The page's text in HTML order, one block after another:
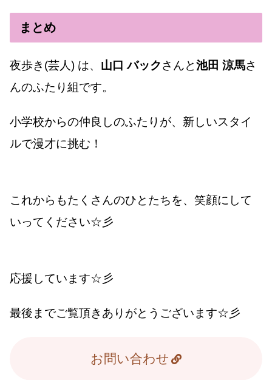
まとめ
夜歩き(芸人) は、 山口 バックさんと池田 涼馬さ
んのふたり組です。
小学校からの仲良しのふたりが、新しいスタイ
ルで漫才に挑む！
これからもたくさんのひとたちを、笑顔にして
いってください☆彡
応援しています☆彡
最後までご覧頂きありがとうございます☆彡
お問い合わせ